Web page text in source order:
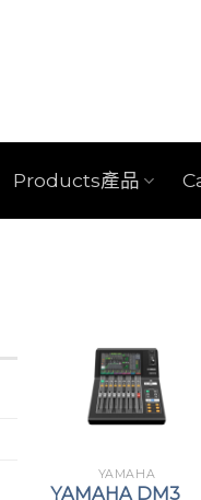
Products產品
YAMAHA
YAMAHA DM3